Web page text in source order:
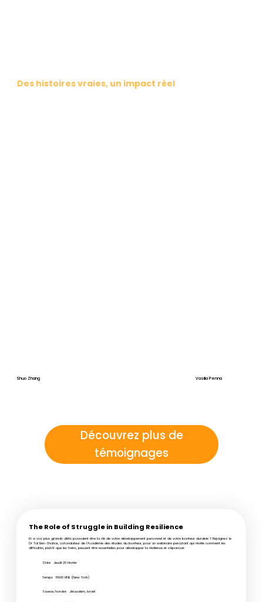
Des histoires vraies, un impact réel
Shuo Zhang Vasilia Penna
Découvrez plus de
témoignages
The Role of Struggle in Building Resilience
Et si vos plus grands défis pouvaient être la clé de votre développement personnel et de votre bonheur durable ? Rejoignez le
Dr Tal Ben-Shahar, cofondateur de l'Académie des études du bonheur, pour un webinaire percutant qui révèle comment les
difficultés, plutôt que les freins, peuvent être essentielles pour développer la résilience et s'épanouir.
Date Jeudi 20 février
Temps 16h00 HNE (New York)
Fuseau horaire Jérusalem, Israël